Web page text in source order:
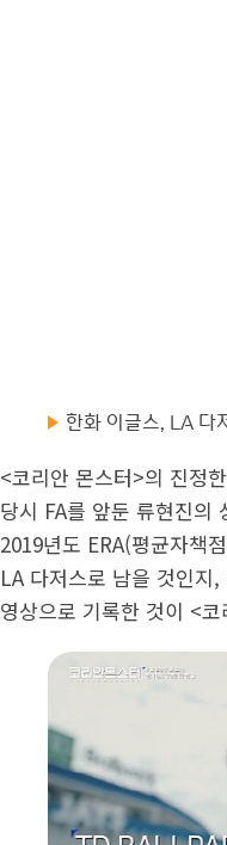
한화 이글스, LA 다
<코리안 몬스터>의 진정
당시 FA를 앞둔 류현진의
2019년도 ERA(평균자책
LA 다저스로 남을 것인지
영상으로 기록한 것이 <